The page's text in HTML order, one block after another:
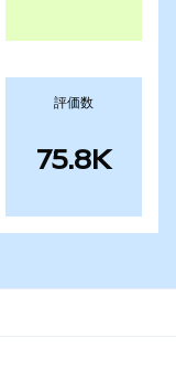
評価数
75.8K